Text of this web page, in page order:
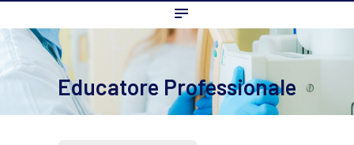
Educatore Professionale
L’ordine
Ambito Professionale
Formazione